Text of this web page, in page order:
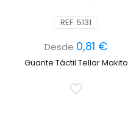
REF: 5131
Desde 0,81 €
Guante Táctil Tellar Makito